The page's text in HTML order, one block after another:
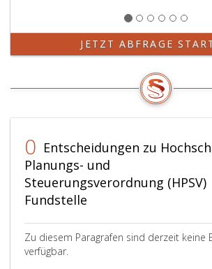
JETZT ABFRAGE
0 Entscheidungen zu
Planungs- und
Steuerungsverordnung (HPSV)
Fundstelle
Zu diesem Paragrafen sind derzeit keine
verfügbar.